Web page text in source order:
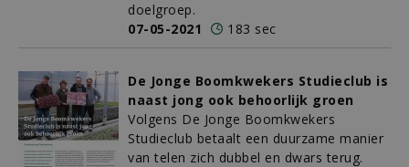
doelgroep.
07-05-2021
183 sec
De Jonge Boomkwekers Studieclub is
naast jong ook behoorlijk groen
Volgens De Jonge Boomkwekers
Studieclub betaalt een duurzame manier
van telen zich dubbel en dwars terug.